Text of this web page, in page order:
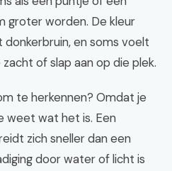
groter worden. De kleur
en soms voelt
of slap aan op die plek.
te herkennen? Omdat je
weet wat het is. Een
zich sneller dan een
door water of licht is